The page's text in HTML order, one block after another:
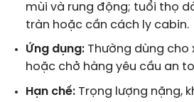
mùi và rung động; tuổi thọ
tràn hoặc cần cách ly cabin.
Ứng dụng:Thường dùng cho
hoặc chở hàng yêu cầu an
Hạn chế:Trọng lượng nặng,